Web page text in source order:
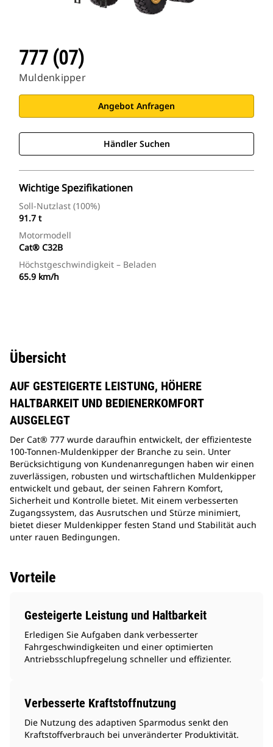
777 (07)
Muldenkipper
Angebot Anfragen
Händler Suchen
Wichtige Spezifikationen
Soll-Nutzlast (100%)
91.7 t
Motormodell
Cat® C32B
Höchstgeschwindigkeit – Beladen
65.9 km/h
Übersicht
AUF GESTEIGERTE LEISTUNG, HÖHERE
HALTBARKEIT UND BEDIENERKOMFORT
AUSGELEGT
Der Cat® 777 wurde daraufhin entwickelt, der effizienteste
100-Tonnen-Muldenkipper der Branche zu sein. Unter
Berücksichtigung von Kundenanregungen haben wir einen
zuverlässigen, robusten und wirtschaftlichen Muldenkipper
entwickelt und gebaut, der seinen Fahrern Komfort,
Sicherheit und Kontrolle bietet. Mit einem verbesserten
Zugangssystem, das Ausrutschen und Stürze minimiert,
bietet dieser Muldenkipper festen Stand und Stabilität auch
unter rauen Bedingungen.
Vorteile
Gesteigerte Leistung und Haltbarkeit
Erledigen Sie Aufgaben dank verbesserter
Fahrgeschwindigkeiten und einer optimierten
Antriebsschlupfregelung schneller und effizienter.
Verbesserte Kraftstoffnutzung
Die Nutzung des adaptiven Sparmodus senkt den
Kraftstoffverbrauch bei unveränderter Produktivität.